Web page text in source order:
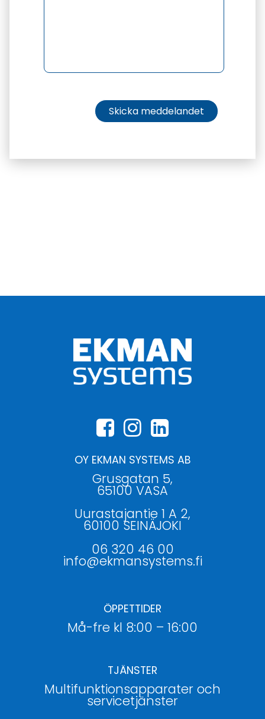
OY EKMAN SYSTEMS AB
Grusgatan 5,
65100 VASA
Uurastajantie 1 A 2,
60100 SEINÄJOKI
06 320 46 00
info@ekmansystems.fi
ÖPPETTIDER
Må-fre kl 8:00 – 16:00
TJÄNSTER
Multifunktionsapparater och
servicetjänster